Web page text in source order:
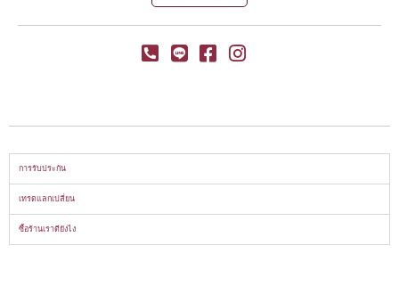
การรับประกัน
เทรดแลกเปลี่ยน
ซื้อร้านเราดียังไง